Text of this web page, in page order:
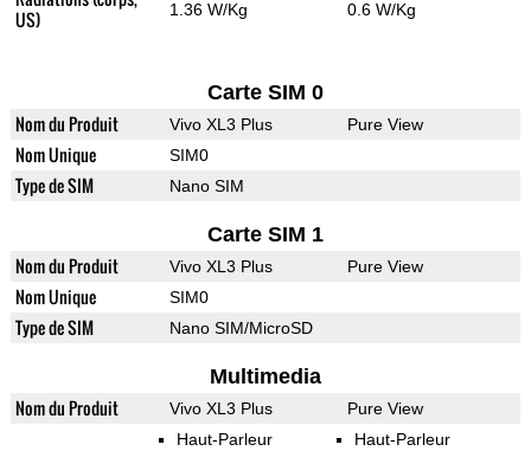
US)
1.36 W/Kg 0.6 W/Kg
Carte SIM 0
Nom du Produit Vivo XL3 Plus Pure View
Nom Unique SIM0
Type de SIM Nano SIM
Carte SIM 1
Nom du Produit Vivo XL3 Plus Pure View
Nom Unique SIM0
Type de SIM Nano SIM/MicroSD
Multimedia
Nom du Produit Vivo XL3 Plus Pure View
Haut-Parleur Haut-Parleur